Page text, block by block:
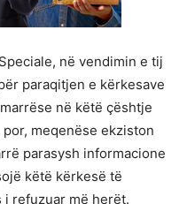
në vendimin e tij
paraqitjen e kërkesave
në këtë çështje
meqenëse ekziston
parasysh informacione
këtë kërkesë të
i refuzuar më herët.